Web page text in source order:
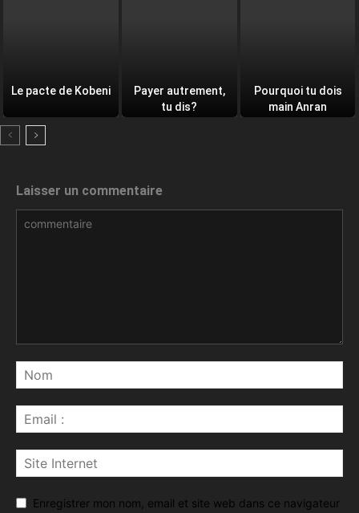
Le pacte de Kobeni
Payer autrement,
tu dis?
Pourquoi tu dois
main Anran
Laisser un commentaire
Enregistrer mon nom, email et site web dans ce navigateur